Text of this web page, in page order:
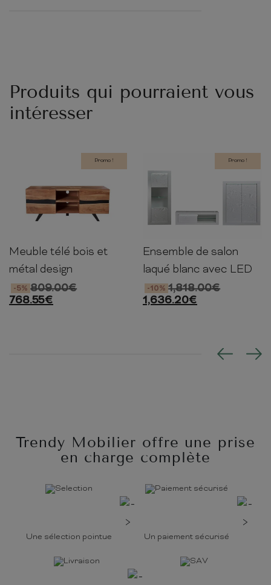
Produits qui pourraient vous
intéresser
Promo !
65cm 160cm 43cm
Meuble télé bois et
métal design
809.00€
-5%
768.55€
Promo !
190cm 391cm 45cm
Ensemble de salon
laqué blanc avec LED
1,818.00€
-10%
1,636.20€
Trendy Mobilier offre une prise
en charge complète
Une sélection pointue Un paiement sécurisé